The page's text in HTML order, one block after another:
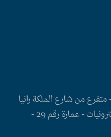
من شارع الملكة رانيا
(الجامعة) - خلف سمارت باي للإلكترونيات - عمارة رقم 29 -